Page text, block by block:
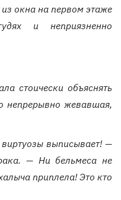
окна на первом этаже
и неприязненно
стоически объяснять
непрерывно жевавшая,
выписывает! —
— Ни бельмеса не
приплела! Это кто